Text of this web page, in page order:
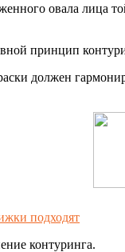
овала лица
принцип
должен
подходят
контуринга.